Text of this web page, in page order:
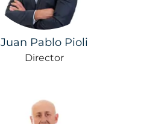
Juan Pablo Pioli
Director